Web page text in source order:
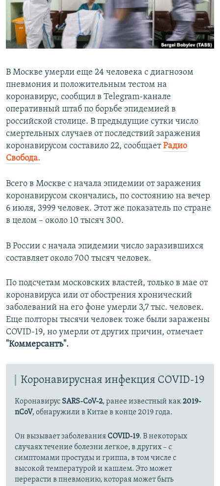
ПОБЕДИТЕЛЕЙ НЕ СУДЯТ?
КРЫМ.НЕПОКОРЕННЫЙ
ELIFBE
ПРИСОЕДИНЯЙТЕСЬ!
Все сайты RFE/RL
В Москве умерли еще 24 человека с диагнозом
пневмония и положительным тестом на
коронавирус, сообщил в Telegram-канале
оперативный штаб по борьбе эпидемией в
российской столице. В предыдущие сутки число
смертельных случаев от последствий заражения
коронавирусом составило 22, сообщаетРадио
Свобода.
Всего в Москве с начала эпидемии от заражения
коронавирусом скончались, по состоянию на вечер
6 июля, 3999 человек. Этот же показатель по стране
в целом – около 10 тысяч 300.
В России с начала эпидемии число заразившихся
составляет около 700 тысяч человек.
По подсчетам московских властей, только в мае от
коронавируса или от обострения хронический
заболеваний на его фоне умерли 3,7 тыс. человек.
Еще полторы тысячи человек тоже были заражены
COVID-19, но умерли от других причин, отмечает
"Коммерсантъ".
Коронавирусная инфекция COVID-19
Коронавирус SARS-CoV-2, ранее известный как2019-
nCoV, обнаружили в Китае в конце 2019 года.
Он вызывает заболеванияCOVID-19. В некоторых
случаях течение болезни легкое, в других – с
симптомами простуды и гриппа, в том числе с
высокой температурой и кашлем. Это может
перерасти в пневмонию, которая может быть